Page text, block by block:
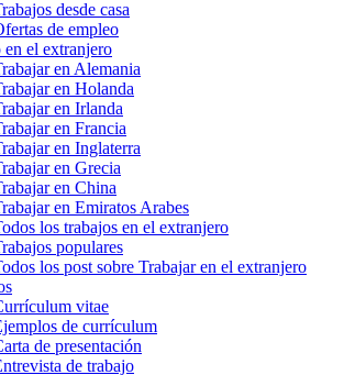
desde casa
de empleo
en el extranjero
en Alemania
en Holanda
en Irlanda
en Francia
en Inglaterra
en Grecia
en China
en Emiratos Arabes
los trabajos en el extranjero
populares
los post sobre Trabajar en el extranjero
vitae
de currículum
de presentación
de trabajo